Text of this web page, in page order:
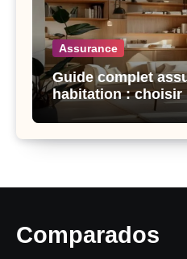
Assurance
Guide complet
habitation : choisir
Comparados